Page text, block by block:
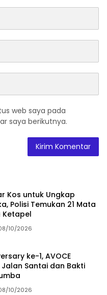
web saya pada
saya berikutnya.
Kos untuk Ungkap
Polisi Temukan 21 Mata
Ketapel
10/2026
ke-1, AVOCE
Santai dan Bakti
10/2026